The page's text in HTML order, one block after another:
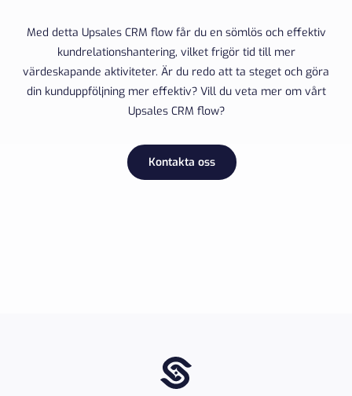
Med detta Upsales CRM flow får du en sömlös och effektiv
kundrelationshantering, vilket frigör tid till mer
värdeskapande aktiviteter. Är du redo att ta steget och göra
din kunduppföljning mer effektiv? Vill du veta mer om vårt
Upsales CRM flow?
Kontakta oss